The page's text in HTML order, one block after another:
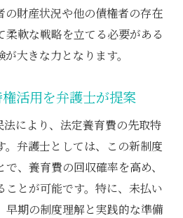
の財産状況や他の債権者の存在
柔軟な戦略を立てる必要がある
大きな力となります。
活用を弁護士が提案
により、法定養育費の先取特
。弁護士としては、この新制度
、養育費の回収確率を高め、
ことが可能です。特に、未払い
早期の制度理解と実践的な準備